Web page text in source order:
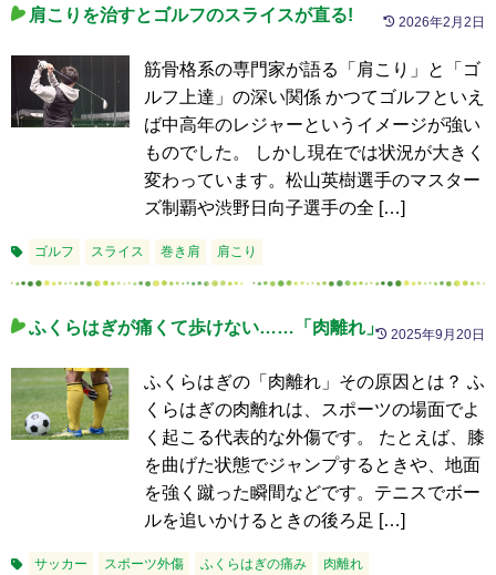
肩こりを治すとゴルフのスライスが直る! 2026年2月2日
筋骨格系の専門家が語る「肩こり」と「ゴ
ルフ上達」の深い関係 かつてゴルフといえ
ば中高年のレジャーというイメージが強い
ものでした。 しかし現在では状況が大きく
変わっています。松山英樹選手のマスター
ズ制覇や渋野日向子選手の全 […]
ゴルフ スライス 巻き肩 肩こり
ふくらはぎが痛くて歩けない……「肉離れ」 2025年9月20日
ふくらはぎの「肉離れ」その原因とは？ ふ
くらはぎの肉離れは、スポーツの場面でよ
く起こる代表的な外傷です。 たとえば、膝
を曲げた状態でジャンプするときや、地面
を強く蹴った瞬間などです。テニスでボー
ルを追いかけるときの後ろ足 […]
サッカー スポーツ外傷 ふくらはぎの痛み 肉離れ